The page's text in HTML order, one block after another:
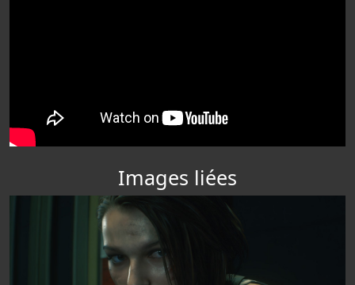
Images liées